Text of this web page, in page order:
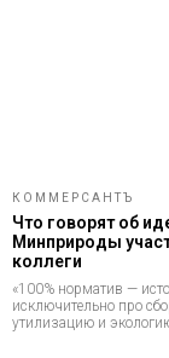
КОММЕРСАНТЪ
Что говорят об
Минприроды
коллеги
«100% норматив —
исключительно про
утилизацию и